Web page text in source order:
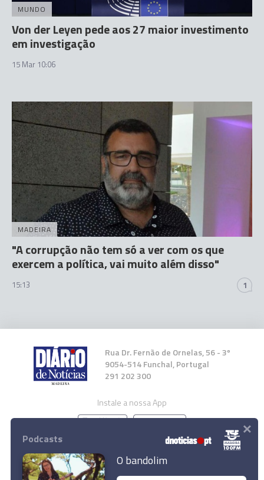
MUNDO
Von der Leyen pede aos 27 maior investimento
em investigação
15 Mar 10:06
MADEIRA
"A corrupção não tem só a ver com os que
exercem a política, vai muito além disso"
15:13 1
Rua Dr. Fernão de Ornelas, 56 - 3º
9054-514 Funchal, Portugal
291 202 300
Instale a nossa App
Podcasts
O bandolim
×